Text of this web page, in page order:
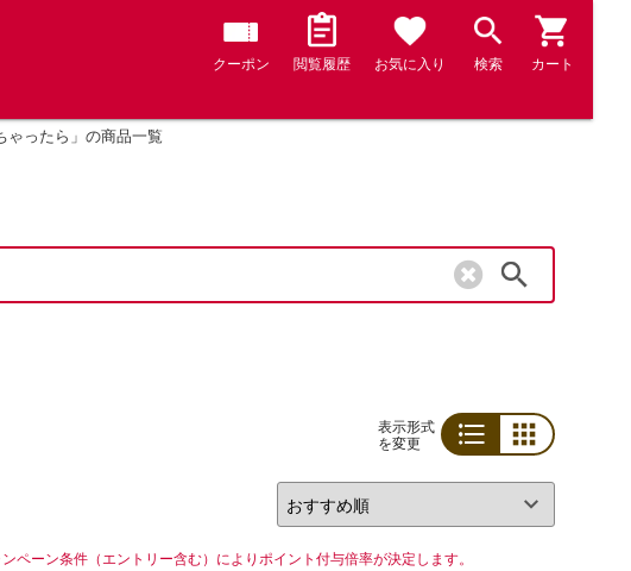
クーポン 閲覧履歴 お気に入り 検索 カート
ゃったら」の商品一覧
表示形式
を変更
ペーン条件（エントリー含む）によりポイント付与倍率が決定します。